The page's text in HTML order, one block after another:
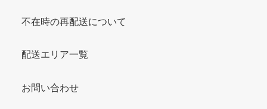
不在時の再配送について
配送エリア一覧
お問い合わせ